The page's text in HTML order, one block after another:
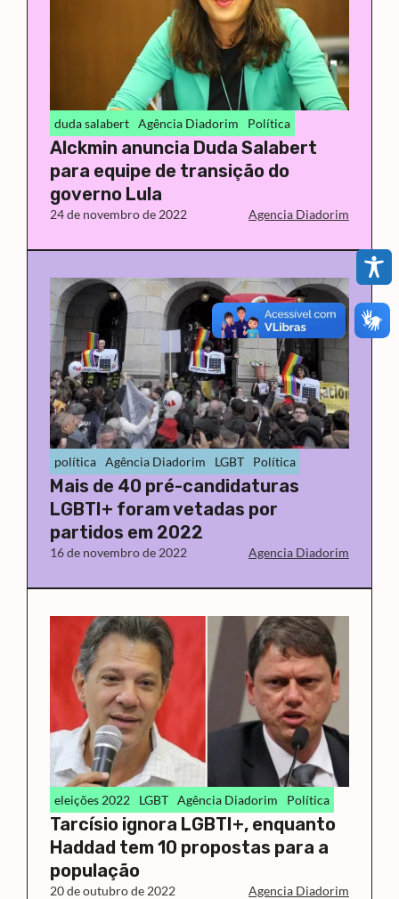
duda salabert Agência Diadorim Política
Alckmin anuncia Duda Salabert
para equipe de transição do
governo Lula
24 de novembro de 2022 Agencia Diadorim
política Agência Diadorim LGBT Política
Mais de 40 pré-candidaturas
LGBTI+ foram vetadas por
partidos em 2022
16 de novembro de 2022 Agencia Diadorim
eleições 2022 LGBT Agência Diadorim Política
Tarcísio ignora LGBTI+, enquanto
Haddad tem 10 propostas para a
população
20 de outubro de 2022 Agencia Diadorim